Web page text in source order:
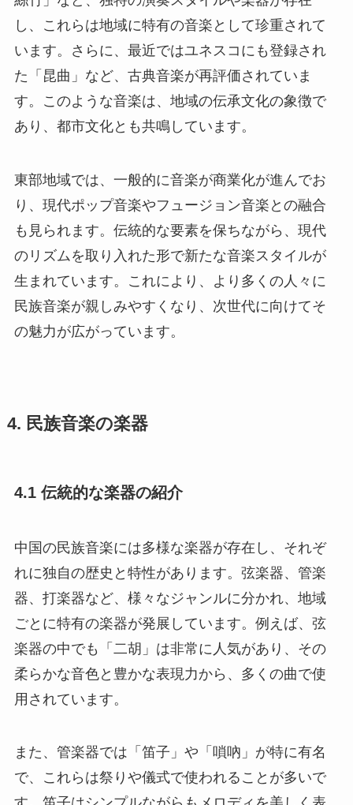
し、これらは地域に特有の音楽として珍重されて
います。さらに、最近ではユネスコにも登録され
た「昆曲」など、古典音楽が再評価されていま
す。このような音楽は、地域の伝承文化の象徴で
あり、都市文化とも共鳴しています。
東部地域では、一般的に音楽が商業化が進んでお
り、現代ポップ音楽やフュージョン音楽との融合
も見られます。伝統的な要素を保ちながら、現代
のリズムを取り入れた形で新たな音楽スタイルが
生まれています。これにより、より多くの人々に
民族音楽が親しみやすくなり、次世代に向けてそ
の魅力が広がっています。
4. 民族音楽の楽器
4.1 伝統的な楽器の紹介
中国の民族音楽には多様な楽器が存在し、それぞ
れに独自の歴史と特性があります。弦楽器、管楽
器、打楽器など、様々なジャンルに分かれ、地域
ごとに特有の楽器が発展しています。例えば、弦
楽器の中でも「二胡」は非常に人気があり、その
柔らかな音色と豊かな表現力から、多くの曲で使
用されています。
また、管楽器では「笛子」や「嗩吶」が特に有名
で、これらは祭りや儀式で使われることが多いで